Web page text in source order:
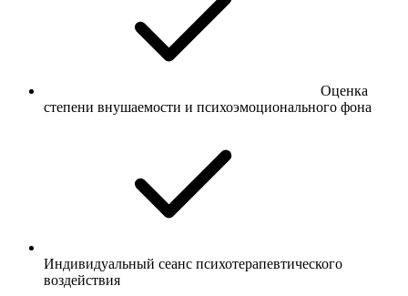
Оценка
степени внушаемости и психоэмоционального фона
Индивидуальный сеанс психотерапевтического
воздействия